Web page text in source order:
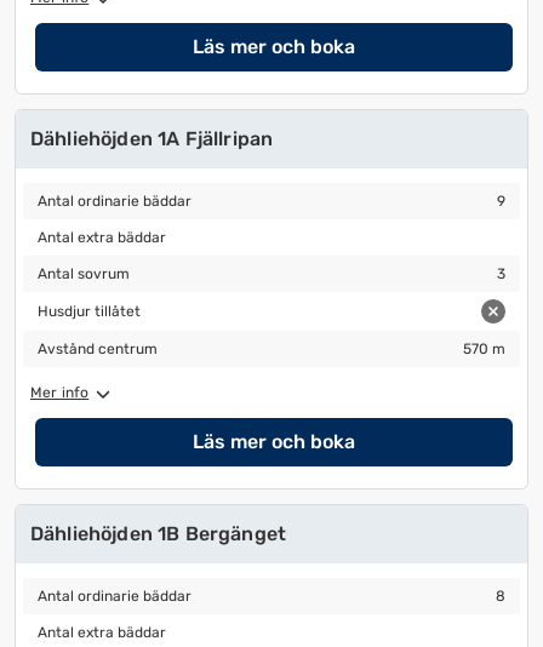
datum
Läs mer och boka
Dähliehöjden 1A Fjällripan
Antal ordinarie bäddar
Antal ordinarie bäddar 9
Antal extra bäddar
Antal extra bäddar
Antal sovrum
Antal sovrum 3
Husdjur tillåtet
Husdjur tillåtet
Avstånd centrum
Avstånd centrum 570 m
Mer info
Läs mer och boka
Dähliehöjden 1B Bergänget
Antal ordinarie bäddar
Antal ordinarie bäddar 8
Antal extra bäddar
Antal extra bäddar